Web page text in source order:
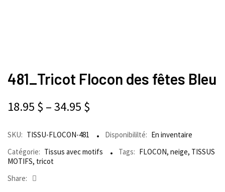
481_Tricot Flocon des fêtes Bleu
18.95 $ –34.95 $
SKU: TISSU-FLOCON-481 Disponibililté: En inventaire
Catégorie: Tissus avec motifs Tags: FLOCON, neige, TISSUS
MOTIFS, tricot
Share: